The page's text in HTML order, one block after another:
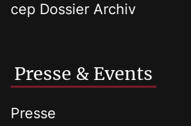
cep Dossier Archiv
Presse & Events
Presse